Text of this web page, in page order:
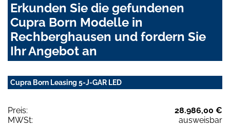
Erkunden Sie die gefundenen
Cupra Born Modelle in
Rechberghausen und fordern Sie
Ihr Angebot an
Cupra Born Leasing 5-J-GAR LED
Preis:
28.986,00 €
MWSt:
ausweisbar